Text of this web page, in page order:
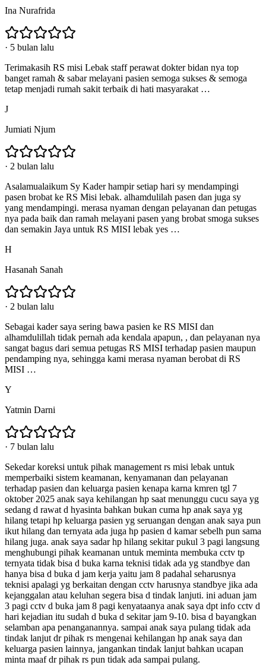
Ina Nurafrida
· 5 bulan lalu
Terimakasih RS misi Lebak staff perawat dokter bidan nya top
banget ramah & sabar melayani pasien semoga sukses & semoga
tetap menjadi rumah sakit terbaik di hati masyarakat …
J
Jumiati Njum
· 2 bulan lalu
Asalamualaikum Sy Kader hampir setiap hari sy mendampingi
pasen brobat ke RS Misi lebak. alhamdulilah pasen dan juga sy
yang mendampingi. merasa nyaman dengan pelayanan dan petugas
nya pada baik dan ramah melayani pasen yang brobat smoga sukses
dan semakin Jaya untuk RS MISI lebak yes …
H
Hasanah Sanah
· 2 bulan lalu
Sebagai kader saya sering bawa pasien ke RS MISI dan
alhamdulillah tidak pernah ada kendala apapun, , dan pelayanan nya
sangat bagus dari semua petugas RS MISI terhadap pasien maupun
pendamping nya, sehingga kami merasa nyaman berobat di RS
MISI …
Y
Yatmin Darni
· 7 bulan lalu
Sekedar koreksi untuk pihak management rs misi lebak untuk
memperbaiki sistem keamanan, kenyamanan dan pelayanan
terhadap pasien dan keluarga pasien kenapa karna kmren tgl 7
oktober 2025 anak saya kehilangan hp saat menunggu cucu saya yg
sedang d rawat d hyasinta bahkan bukan cuma hp anak saya yg
hilang tetapi hp keluarga pasien yg seruangan dengan anak saya pun
ikut hilang dan ternyata ada juga hp pasien d kamar sebelh pun sama
hilang juga. anak saya sadar hp hilang sekitar pukul 3 pagi langsung
menghubungi pihak keamanan untuk meminta membuka cctv tp
ternyata tidak bisa d buka karna teknisi tidak ada yg standbye dan
hanya bisa d buka d jam kerja yaitu jam 8 padahal seharusnya
teknisi apalagi yg berkaitan dengan cctv harusnya standbye jika ada
kejanggalan atau keluhan segera bisa d tindak lanjuti. ini aduan jam
3 pagi cctv d buka jam 8 pagi kenyataanya anak saya dpt info cctv d
hari kejadian itu sudah d buka d sekitar jam 9-10. bisa d bayangkan
selamban apa penanganannya. sampai anak saya pulang tidak ada
tindak lanjut dr pihak rs mengenai kehilangan hp anak saya dan
keluarga pasien lainnya, jangankan tindak lanjut bahkan ucapan
minta maaf dr pihak rs pun tidak ada sampai pulang.